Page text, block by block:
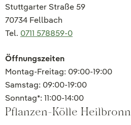
Stuttgarter Straße 59
70734 Fellbach
Tel. 0711 578859-0
Öffnungszeiten
Montag-Freitag: 09:00-19:00
Samstag: 09:00-19:00
Sonntag*: 11:00-14:00
Pflanzen-Kölle Heilbronn